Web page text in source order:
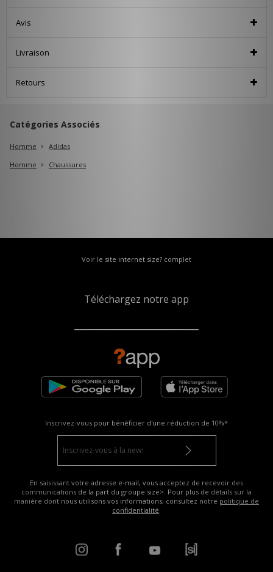
Avis
Livraison
Retours
Catégories Associés
Homme
Adidas
Homme
Chaussures
Voir le site internet size? complet
Téléchargez notre app
Inscrivez-vous pour bénéficier d'une réduction de 10%*
En saisissant votre adresse e-mail, vous acceptez de recevoir des
communications de la part du groupe size>. Pour plus de détails sur la
manière dont nous utilisons vos informations, consultez notre politique de
confidentialité